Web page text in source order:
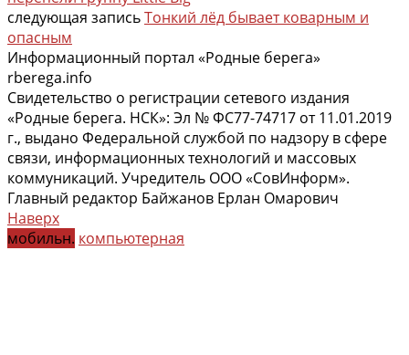
следующая записьТонкий лёд бывает коварным и
опасным
Информационный портал «Родные берега»
rberega.info
Свидетельство о регистрации сетевого издания
«Родные берега. НСК»: Эл № ФС77-74717 от 11.01.2019
г., выдано Федеральной службой по надзору в сфере
связи, информационных технологий и массовых
коммуникаций. Учредитель ООО «СовИнформ».
Главный редактор Байжанов Ерлан Омарович
Наверх
мобильн. компьютерная